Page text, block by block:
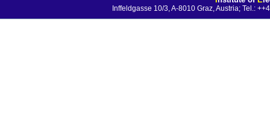
Inffeldgasse 10/3, A-8010 Graz, Austria; Tel.: